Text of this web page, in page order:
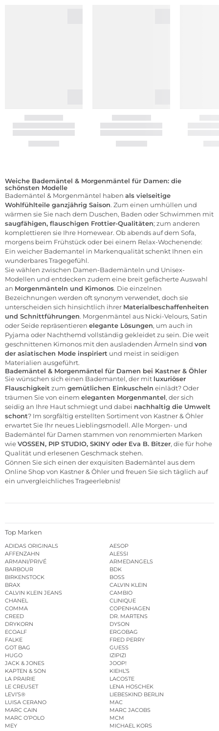
Weiche Bademäntel & Morgenmäntel für Damen: die
schönsten Modelle
Bademäntel & Morgenmäntel haben als vielseitige
Wohlfühlteile ganzjährig Saison. Zum einen umhüllen und
wärmen sie Sie nach dem Duschen, Baden oder Schwimmen mit
saugfähigen, flauschigen Frottier-Qualitäten; zum anderen
komplettieren sie Ihre Homewear. Ob abends auf dem Sofa,
morgens beim Frühstück oder bei einem Relax-Wochenende:
Ein weicher Bademantel in Markenqualität schenkt Ihnen ein
wunderbares Tragegefühl.
Sie wählen zwischen Damen-Bademänteln und Unisex-
Modellen und entdecken zudem eine breit gefächerte Auswahl
an Morgenmänteln und Kimonos. Die einzelnen
Bezeichnungen werden oft synonym verwendet, doch sie
unterscheiden sich hinsichtlich ihrer Materialbeschaffenheiten
und Schnittführungen. Morgenmäntel aus Nicki-Velours, Satin
oder Seide repräsentieren elegante Lösungen, um auch in
Pyjama oder Nachthemd vollständig gekleidet zu sein. Die weit
geschnittenen Kimonos mit den ausladenden Ärmeln sind von
der asiatischen Mode inspiriert und meist in seidigen
Materialien ausgeführt.
Bademäntel & Morgenmäntel für Damen bei Kastner & Öhler
Sie wünschen sich einen Bademantel, der mit luxuriöser
Flauschigkeit zum gemütlichen Einkuscheln einlädt? Oder
träumen Sie von einem eleganten Morgenmantel, der sich
seidig an Ihre Haut schmiegt und dabei nachhaltig die Umwelt
schont? Im sorgfältig erstellten Sortiment von Kastner & Öhler
erwartet Sie Ihr neues Lieblingsmodell. Alle Morgen- und
Bademäntel für Damen stammen von renommierten Marken
wieVOSSEN, PIP STUDIO, SKINY oder Eva B. Bitzer, die für hohe
Qualität und erlesenen Geschmack stehen.
Gönnen Sie sich einen der exquisiten Bademäntel aus dem
Online Shop von Kastner & Öhler und freuen Sie sich täglich auf
ein unvergleichliches Trageerlebnis!
Top Marken
ADIDAS ORIGINALS
AESOP
AFFENZAHN
ALESSI
ARMANI/PRIVÉ
ARMEDANGELS
BARBOUR
BDK
BIRKENSTOCK
BOSS
BRAX
CALVIN KLEIN
CALVIN KLEIN JEANS
CAMBIO
CHANEL
CLINIQUE
COMMA
COPENHAGEN
CREED
DR. MARTENS
DRYKORN
DYSON
ECOALF
ERGOBAG
FALKE
FRED PERRY
GOT BAG
GUESS
HUGO
IZIPIZI
JACK & JONES
JOOP!
KAPTEN & SON
KIEHL’S
LA PRAIRIE
LACOSTE
LE CREUSET
LENA HOSCHEK
LEVI’S®
LIEBESKIND BERLIN
LUISA CERANO
MAC
MARC CAIN
MARC JACOBS
MARC O’POLO
MCM
MEY
MICHAEL KORS